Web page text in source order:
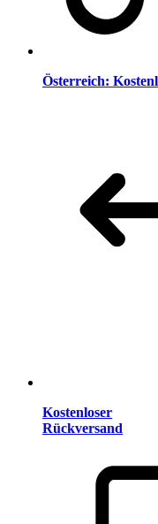
Österreich:
Kostenloser
Rückversand